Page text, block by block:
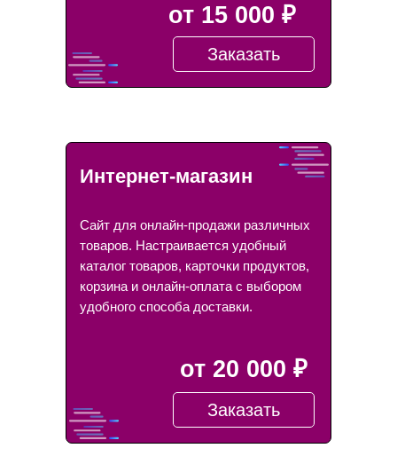
от 15 000 ₽
Заказать
Интернет-магазин
Сайт для онлайн-продажи различных
товаров. Настраивается удобный
каталог товаров, карточки продуктов,
корзина и онлайн-оплата с выбором
удобного способа доставки.
от 20 000 ₽
Заказать